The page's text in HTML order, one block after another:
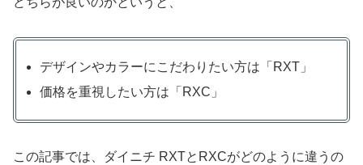
デザインやカラーにこだわりたい方は「RXT」
価格を重視したい方は「RXC」
この記事では、ダイニチ RXTとRXCがどのように違うの